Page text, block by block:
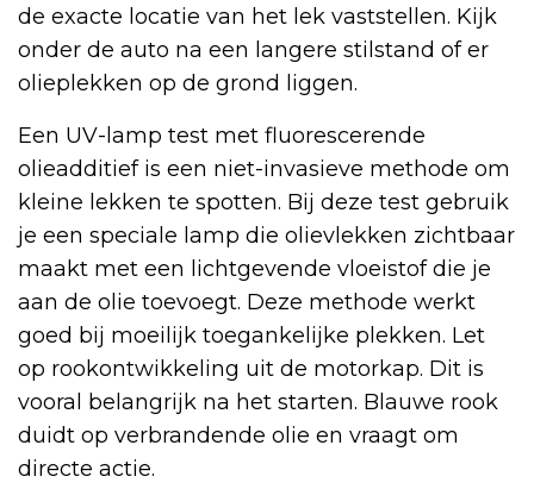
de exacte locatie van het lek vaststellen. Kijk
onder de auto na een langere stilstand of er
olieplekken op de grond liggen.
Een UV-lamp test met fluorescerende
olieadditief is een niet-invasieve methode om
kleine lekken te spotten. Bij deze test gebruik
je een speciale lamp die olievlekken zichtbaar
maakt met een lichtgevende vloeistof die je
aan de olie toevoegt. Deze methode werkt
goed bij moeilijk toegankelijke plekken. Let
op rookontwikkeling uit de motorkap. Dit is
vooral belangrijk na het starten. Blauwe rook
duidt op verbrandende olie en vraagt om
directe actie.